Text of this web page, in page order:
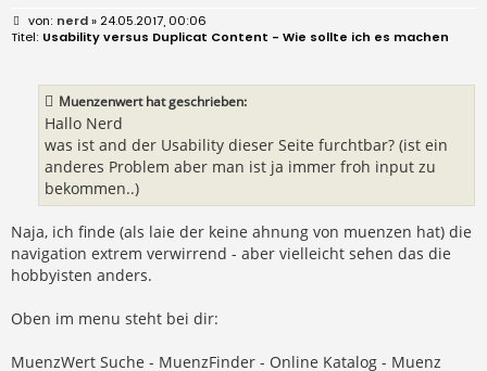
B
e
i
nerd» 24.05.2017, 00:06
Usability versus Duplicat Content - Wie sollte ich es machen
Muenzenwert hat geschrieben:
Hallo Nerd
was ist and der Usability dieser Seite furchtbar? (ist ein
anderes Problem aber man ist ja immer froh input zu
bekommen..)
Naja, ich finde (als laie der keine ahnung von muenzen hat) die
navigation extrem verwirrend - aber vielleicht sehen das die
hobbyisten anders.
Oben im menu steht bei dir:
MuenzWert Suche - MuenzFinder - Online Katalog - Muenz